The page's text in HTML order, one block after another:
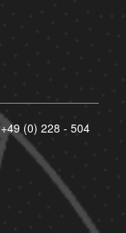
+49 (0) 228 - 504